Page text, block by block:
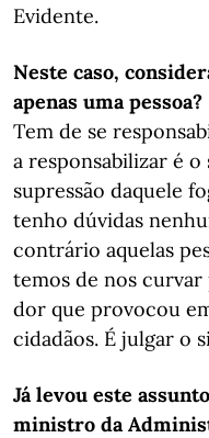
Evidente.
Neste caso,
apenas uma pessoa?
Tem de se
a responsabilizar é o
supressão daquele
tenho dúvidas
contrário aquelas
temos de nos curvar
dor que provocou
cidadãos. É julgar o
Já levou este
ministro da